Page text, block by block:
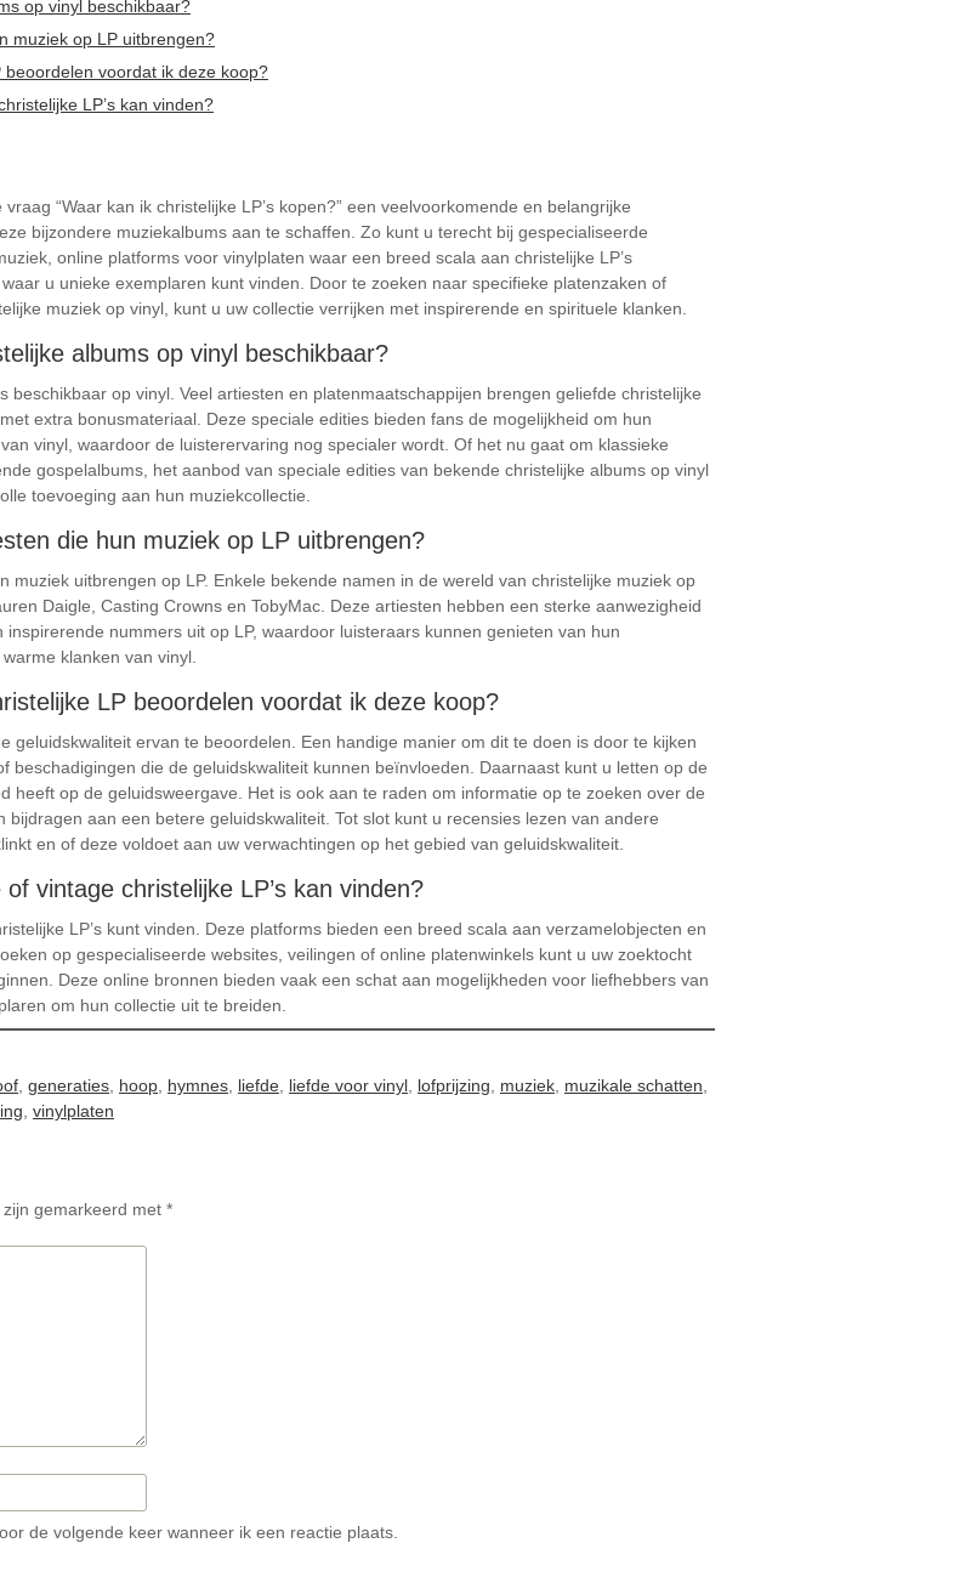
op vinyl beschikbaar?
muziek op LP uitbrengen?
voordat ik deze koop?
LP’s kan vinden?
“Waar kan ik christelijke LP’s kopen?” een veelvoorkomende en belangrijke
bijzondere muziekalbums aan te schaffen. Zo kunt u terecht bij gespecialiseerde
online platforms voor vinylplaten waar een breed scala aan christelijke LP’s
u unieke exemplaren kunt vinden. Door te zoeken naar specifieke platenzaken of
muziek op vinyl, kunt u uw collectie verrijken met inspirerende en spirituele klanken.
albums op vinyl beschikbaar?
op vinyl. Veel artiesten en platenmaatschappijen brengen geliefde christelijke
extra bonusmateriaal. Deze speciale edities bieden fans de mogelijkheid om hun
vinyl, waardoor de luisterervaring nog specialer wordt. Of het nu gaat om klassieke
gospelalbums, het aanbod van speciale edities van bekende christelijke albums op vinyl
toevoeging aan hun muziekcollectie.
die hun muziek op LP uitbrengen?
muziek uitbrengen op LP. Enkele bekende namen in de wereld van christelijke muziek op
Daigle, Casting Crowns en TobyMac. Deze artiesten hebben een sterke aanwezigheid
nummers uit op LP, waardoor luisteraars kunnen genieten van hun
klanken van vinyl.
LP beoordelen voordat ik deze koop?
geluidskwaliteit ervan te beoordelen. Een handige manier om dit te doen is door te kijken
beschadigingen die de geluidskwaliteit kunnen beïnvloeden. Daarnaast kunt u letten op de
heeft op de geluidsweergave. Het is ook aan te raden om informatie op te zoeken over de
aan een betere geluidskwaliteit. Tot slot kunt u recensies lezen van andere
en of deze voldoet aan uw verwachtingen op het gebied van geluidskwaliteit.
vintage christelijke LP’s kan vinden?
LP’s kunt vinden. Deze platforms bieden een breed scala aan verzamelobjecten en
op gespecialiseerde websites, veilingen of online platenwinkels kunt u uw zoektocht
Deze online bronnen bieden vaak een schat aan mogelijkheden voor liefhebbers van
om hun collectie uit te breiden.
generaties hoop hymnes liefde liefde voor vinyl lofprijzing muziek muzikale schatten
vinylplaten
gemarkeerd met *
de volgende keer wanneer ik een reactie plaats.